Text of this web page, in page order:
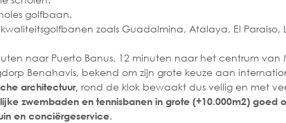
golfbaan.
zoals Guadalmina, Atalaya, El Paraiso,
naar Puerto Banus, 12 minuten naar het centrum van
Benahavis, bekend om zijn grote keuze aan
architectuur, rond de klok bewaakt dus veilig en met
zwembaden en tennisbanen in grote (+10.000m2) goed
en conciërgeservice.